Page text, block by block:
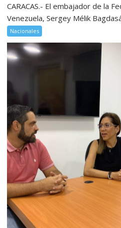
CARACAS.- El embajador de la
Venezuela, Sergey Mélik
Nacionales